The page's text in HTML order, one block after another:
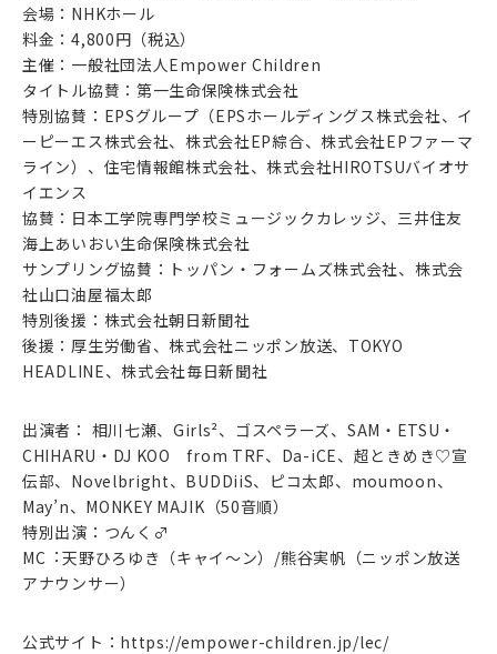
会場：NHKホール
料金：4,800円（税込）
主催：一般社団法人Empower Children
タイトル協賛：第一生命保険株式会社
特別協賛：EPSグループ（EPSホールディングス株式会社、イ
ーピーエス株式会社、株式会社EP綜合、株式会社EPファーマ
ライン）、住宅情報館株式会社、株式会社HIROTSUバイオサ
イエンス
協賛：日本工学院専門学校ミュージックカレッジ、三井住友
海上あいおい生命保険株式会社
サンプリング協賛：トッパン・フォームズ株式会社、株式会
社山口油屋福太郎
特別後援：株式会社朝日新聞社
後援：厚生労働省、株式会社ニッポン放送、TOKYO
HEADLINE、株式会社毎日新聞社
出演者： 相川七瀬、Girls²、ゴスペラーズ、SAM・ETSU・
CHIHARU・DJ KOO from TRF、Da-iCE、超ときめき♡宣
伝部、Novelbright、BUDDiiS、ピコ太郎、moumoon、
May’n、MONKEY MAJIK（50音順）
特別出演：つんく♂
MC︓天野ひろゆき（キャイ〜ン）/熊谷実帆（ニッポン放送
アナウンサー）
公式サイト：https://empower-children.jp/lec/